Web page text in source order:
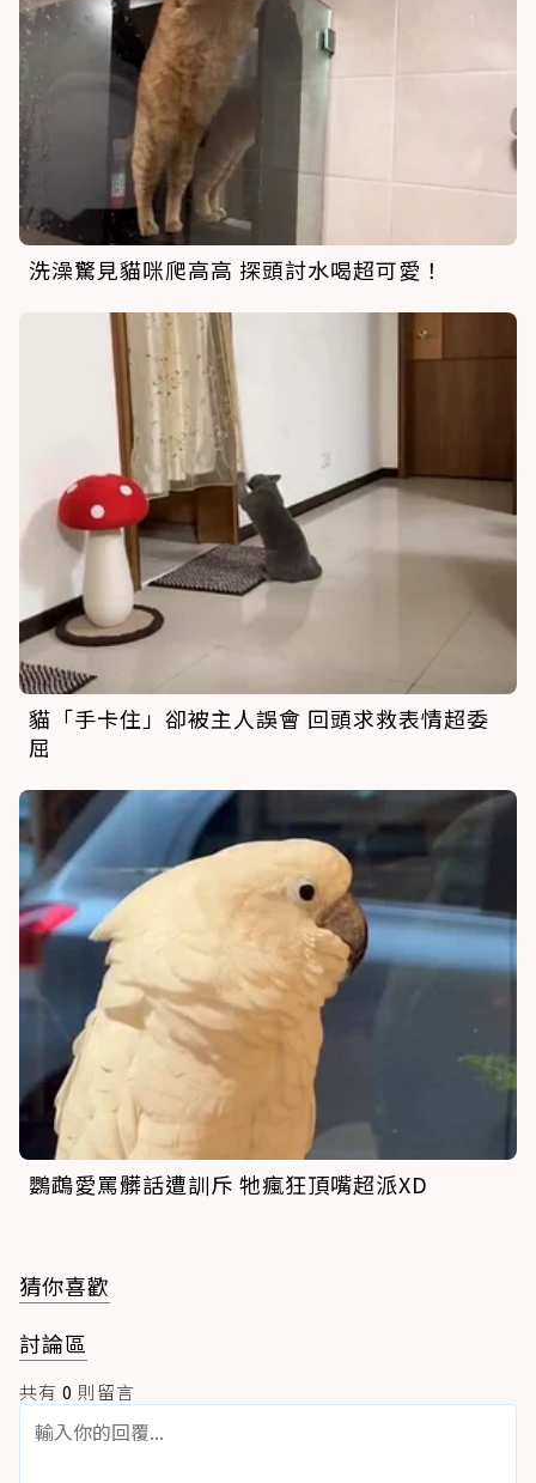
洗澡驚見貓咪爬高高 探頭討水喝超可愛！
貓「手卡住」卻被主人誤會 回頭求救表情超委
屈
鸚鵡愛罵髒話遭訓斥 牠瘋狂頂嘴超派XD
猜你喜歡
討論區
共有 0 則留言